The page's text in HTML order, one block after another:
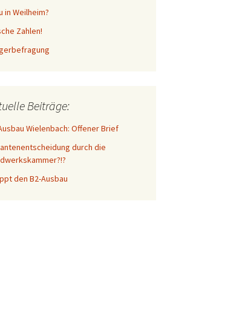
in Weilheim?
Zahlen!
Beiträge:
Wielenbach: Offener Brief
durch die
den B2-Ausbau